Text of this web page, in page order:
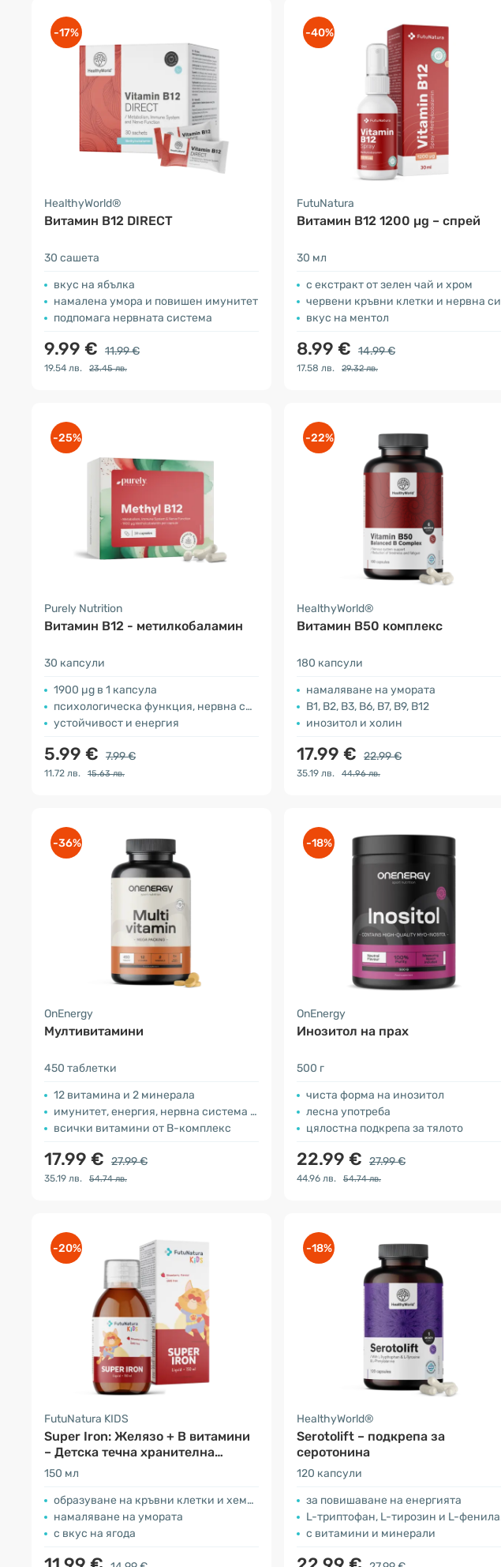
-17%
HealthyWorld®
Витамин B12 DIRECT
30 сашета
вкус на ябълка
намалена умора и повишен имунитет
подпомага нервната система
9.99 € 11.99 €
19.54 лв. 23.45 лв.
-40%
FutuNatura
Витамин B12 1200 µg – спрей
30 мл
с екстракт от зелен чай и хром
червени кръвни клетки и нервна система
вкус на ментол
8.99 € 14.99 €
17.58 лв. 29.32 лв.
-25%
Purely Nutrition
Витамин В12 - метилкобаламин
30 капсули
1900 µg в 1 капсула
психологическа функция, нервна система
устойчивост и енергия
5.99 € 7.99 €
11.72 лв. 15.63 лв.
-22%
HealthyWorld®
Витамин B50 комплекс
180 капсули
намаляване на умората
B1, B2, B3, B6, B7, B9, B12
инозитол и холин
17.99 € 22.99 €
35.19 лв. 44.96 лв.
-36%
OnEnergy
Мултивитамини
450 таблетки
12 витамина и 2 минерала
имунитет, енергия, нервна система …
всички витамини от B-комплекс
17.99 € 27.99 €
35.19 лв. 54.74 лв.
-18%
OnEnergy
Инозитол на прах
500 г
чиста форма на инозитол
лесна употреба
цялостна подкрепа за тялото
22.99 € 27.99 €
44.96 лв. 54.74 лв.
-20%
FutuNatura KIDS
Super Iron: Желязо + В витамини
– Детска течна хранителна
добавка
150 мл
образуване на кръвни клетки и хемоглобин
намаляване на умората
с вкус на ягода
-18%
HealthyWorld®
Serotolift – подкрепа за
серотонина
120 капсули
за повишаване на енергията
L-триптофан, L-тирозин и L-фенилаланин
с витамини и минерали